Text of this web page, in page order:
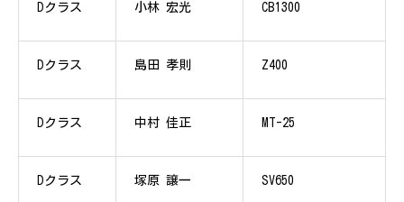
Dクラス 小林 宏光 CB1300
Dクラス 島田 孝則 Z400
Dクラス 中村 佳正 MT-25
Dクラス 塚原 譲一 SV650